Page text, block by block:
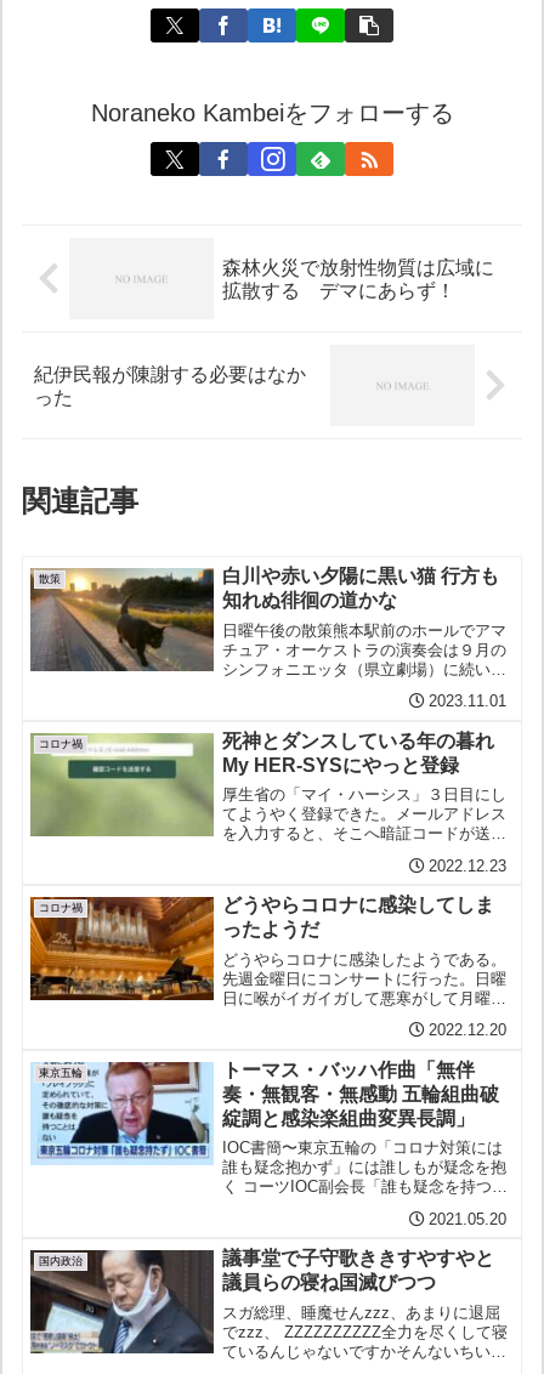
Noraneko Kambeiをフォローする
森林火災で放射性物質は広域に
拡散する デマにあらず！
紀伊民報が陳謝する必要はなか
った
関連記事
散策
白川や赤い夕陽に黒い猫 行方も
知れぬ徘徊の道かな
日曜午後の散策熊本駅前のホールでアマ
チュア・オーケストラの演奏会は９月の
シンフォニエッタ（県立劇場）に続いて
ベルトそれまで元気のなかった（？）オ
ーケストラがこの曲で見違えるように
（聴き違えるように？）生...
2023.11.01
コロナ禍
死神とダンスしている年の暮れ
My HER-SYSにやっと登録
厚生省の「マイ・ハーシス」３日目にし
てようやく登録できた。メールアドレス
を入力すると、そこへ暗証コードが送ら
はずなのだが、何度試みても、待てど暮
らせど、それが送られてこない。暗証が
暗礁に乗り上げた。と思っ...
2022.12.23
コロナ禍
どうやらコロナに感染してしま
ったようだ
どうやらコロナに感染したようである。
先週金曜日にコンサートに行った。日曜
日に喉がイガイガして悪寒がして月曜日
センターに電話をすると検査を受けるよ
うにと近くの医院を紹介された。電話の
相手は看護師なんだ...
2022.12.20
東京五輪
トーマス・バッハ作曲「無伴
奏・無観客・無感動 五輪組曲破
綻調と感染楽組曲変異長調」
IOC書簡〜東京五輪の「コロナ対策には
誰も疑念抱かず」には誰しもが疑念を抱
く コーツIOC副会長「誰も疑念を持つこ
だ？？ IOC書簡主張と根拠IOCも政府も
めちゃくちゃ根拠をかかげずIOCはバッ
ハもコーツも...
2021.05.20
国内政治
議事堂で子守歌ききすやすやと
議員らの寝ね国滅びつつ
スガ総理、睡魔せんzzz、あまりに退屈
でzzz、 ZZZZZZZZZZ全力を尽くして寝
ているんじゃないですかそんないちいち